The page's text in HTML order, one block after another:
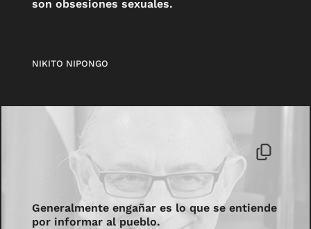
son obsesiones sexuales.
NIKITO NIPONGO
Generalmente engañar es lo que se entiende
por informar al pueblo.